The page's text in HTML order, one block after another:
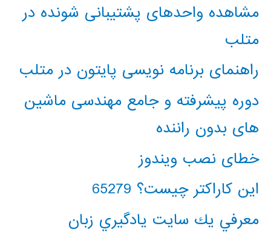
مشاهده واحدهای پشتیبانی شونده در
متلب
راهنمای برنامه نویسی پایتون در متلب
دوره پیشرفته و جامع مهندسی ماشین
های بدون راننده
خطای نصب ویندوز
این کاراکتر چیست؟ 65279
معرفي يك سايت يادگيري زبان